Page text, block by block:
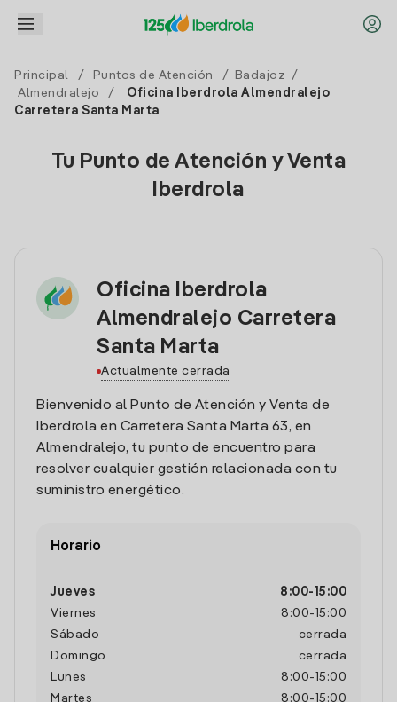
Principal / Puntos de Atención / Badajoz
/
Almendralejo
/
Oficina Iberdrola Almendralejo
Carretera Santa Marta
Tu Punto de Atención y Venta
Iberdrola
Oficina Iberdrola
Almendralejo Carretera
Santa Marta
Actualmente cerrada
Bienvenido al Punto de Atención y Venta de
Iberdrola en Carretera Santa Marta 63, en
Almendralejo, tu punto de encuentro para
resolver cualquier gestión relacionada con tu
suministro energético.
Horario
Jueves 8:00- 15:00
Viernes
8:00- 15:00
Sábado
cerrada
Domingo
cerrada
Lunes
8:00- 15:00
Martes
8:00- 15:00